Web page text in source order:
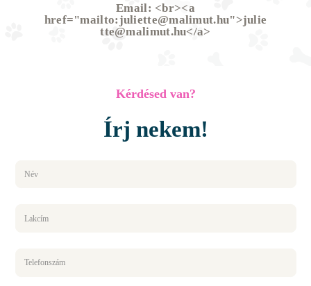
Email: <br><a
href="mailto:juliette@malimut.hu">julie
tte@malimut.hu</a>
Kérdésed van?
Írj nekem!